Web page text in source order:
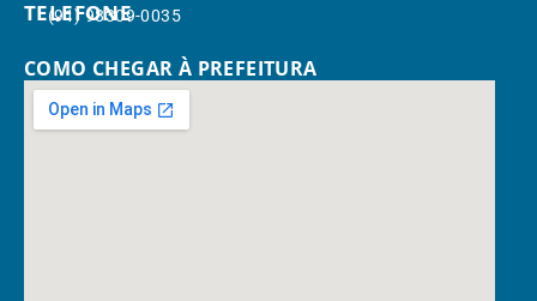
TELEFONE
(91) 98309-0035
COMO CHEGAR À PREFEITURA